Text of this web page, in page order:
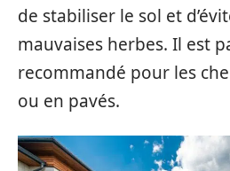
de stabiliser le sol et
mauvaises herbes. Il est
recommandé pour les
ou en pavés.